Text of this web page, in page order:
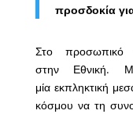
προσδοκία
Στο προσωπικό
στην Εθνική.
μία εκπληκτική
κόσμου να τη